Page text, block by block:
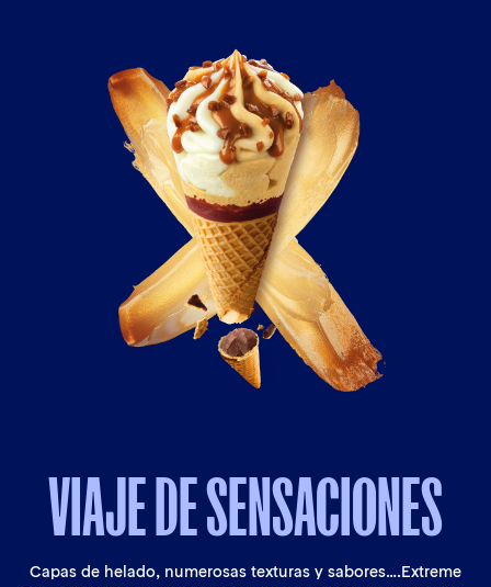
VIAJE DESENSACIONES
Capas de helado, numerosas texturas y sabores….Extreme